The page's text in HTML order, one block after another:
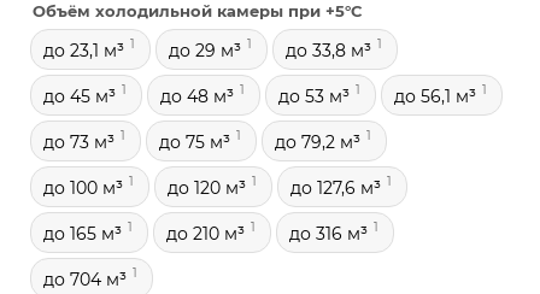
Объём холодильной камеры при +5°С
до 23,1 м³ 1 до 29 м³ 1 до 33,8 м³ 1
до 45 м³ 1 до 48 м³ 1 до 53 м³ 1 до 56,1 м³ 1
до 73 м³ 1 до 75 м³ 1 до 79,2 м³ 1
до 100 м³ 1 до 120 м³ 1 до 127,6 м³ 1
до 165 м³ 1 до 210 м³ 1 до 316 м³ 1
до 704 м³ 1